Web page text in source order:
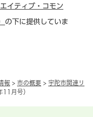
報 > 市の概要 > 宇陀市関連リ
月号）
イティブ・コモン
の下に提供していま